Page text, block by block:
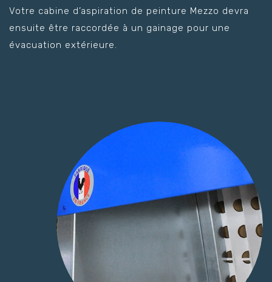
Votre cabine d’aspiration de peinture Mezzo devra
ensuite être raccordée à un gainage pour une
évacuation extérieure.